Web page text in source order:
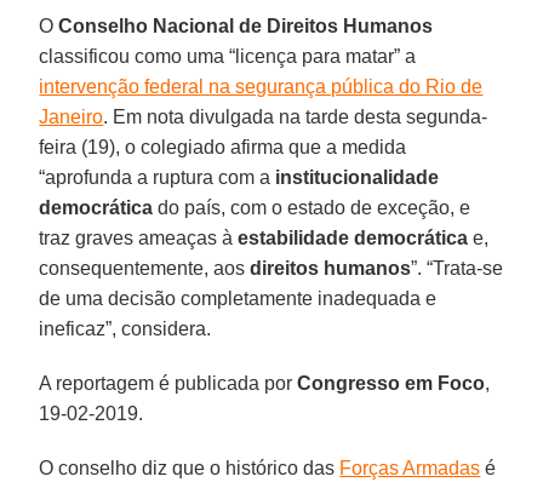
OConselho Nacional de Direitos Humanos
classificou como uma “licença para matar” a
intervenção federal na segurança pública do Rio de
Janeiro. Em nota divulgada na tarde desta segunda-
feira (19), o colegiado afirma que a medida
“aprofunda a ruptura com a institucionalidade
democrática do país, com o estado de exceção, e
traz graves ameaças àestabilidade democrática e,
consequentemente, aosdireitos humanos”. “Trata-se
de uma decisão completamente inadequada e
ineficaz”, considera.
A reportagem é publicada por Congresso em Foco,
19-02-2019.
O conselho diz que o histórico das Forças Armadas é